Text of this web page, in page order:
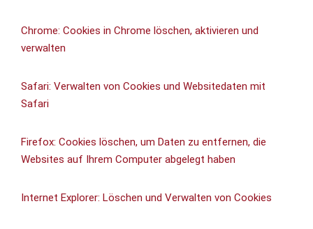
Chrome: Cookies in Chrome löschen, aktivieren und
verwalten
Safari: Verwalten von Cookies und Websitedaten mit
Safari
Firefox: Cookies löschen, um Daten zu entfernen, die
Websites auf Ihrem Computer abgelegt haben
Internet Explorer: Löschen und Verwalten von Cookies